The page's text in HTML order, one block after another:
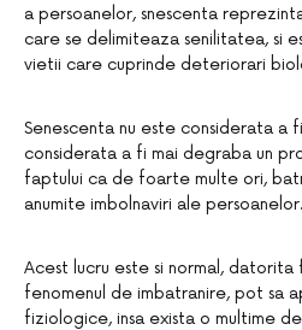
a persoanelor, snescenta
care se delimiteaza senilitatea, si
vietii care cuprinde deteriorari
Senescenta nu este considerata a
considerata a fi mai degraba un
faptului ca de foarte multe ori,
anumite imbolnaviri ale persoanelor.
Acest lucru este si normal,
fenomenul de imbatranire, pot sa
fiziologice, insa exista o multime